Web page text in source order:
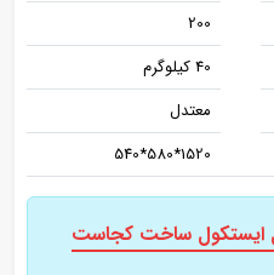
200
40 کیلوگرم
معتدل
1520*580*540
ایستکول ساخت کجاست